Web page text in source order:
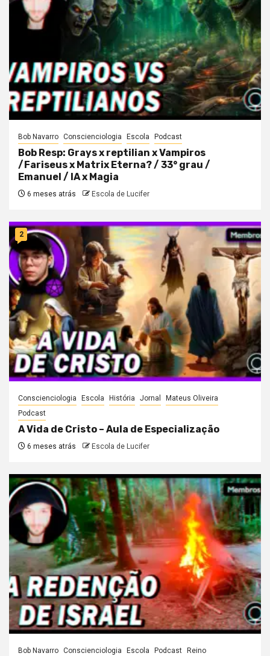
Bob Navarro Conscienciologia Escola Podcast
Bob Resp: Grays x reptilian x Vampiros
/Fariseus x Matrix Eterna? / 33° grau /
Emanuel / IA x Magia
6 meses atrás Escola de Lucifer
2
Conscienciologia Escola História Jornal
Mateus Oliveira
Podcast
A Vida de Cristo – Aula de Especialização
6 meses atrás Escola de Lucifer
Bob Navarro Conscienciologia Escola Podcast Reino